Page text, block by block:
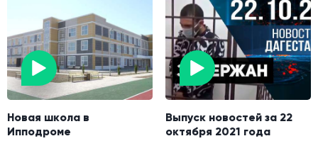
Новая школа в
Ипподроме
Выпуск новостей за 22
октября 2021 года